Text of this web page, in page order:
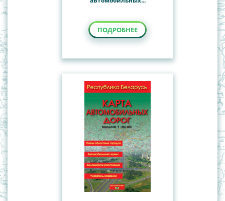
ПОДРОБНЕЕ